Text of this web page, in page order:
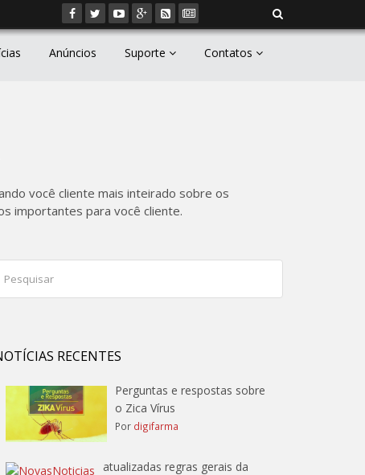
Anúncios Suporte Contatos
você cliente mais inteirado sobre os
importantes para você cliente.
RECENTES
Perguntas e respostas sobre
o Zica Vírus
Por digifarma
atualizadas regras gerais da